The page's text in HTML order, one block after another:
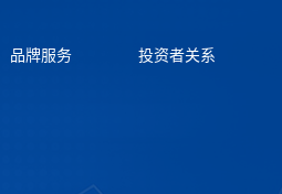
品牌服务 投资者关系